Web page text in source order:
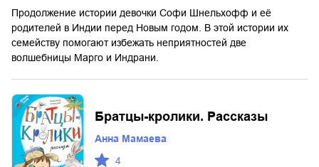
Продолжение истории девочки Софи Шнельхофф и её
родителей в Индии перед Новым годом. В этой истории их
семейству помогают избежать неприятностей две
волшебницы Марго и Индрани.
Братцы-кролики. Рассказы
Анна Мамаева
4